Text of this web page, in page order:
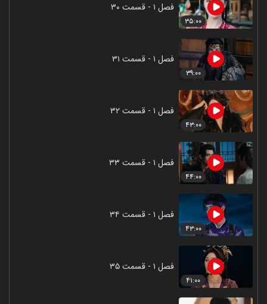
۳۵:۰۰
فصل ۱ - قسمت ۳۰
۳۹:۰۰
فصل ۱ - قسمت ۳۱
۴۳:۰۰
فصل ۱ - قسمت ۳۲
۴۴:۰۰
فصل ۱ - قسمت ۳۳
۴۳:۰۰
فصل ۱ - قسمت ۳۴
۴۱:۰۰
فصل ۱ - قسمت ۳۵